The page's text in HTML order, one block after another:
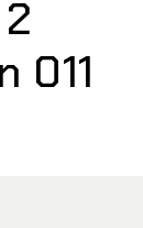
011